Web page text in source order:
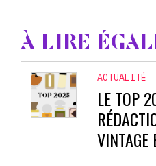
À LIRE
ACTUALITÉ
LE TOP
VINTAGE